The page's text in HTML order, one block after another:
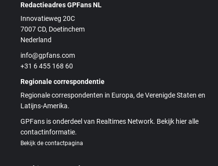
Redactieadres GPFans NL
Innovatieweg 20C
7007 CD, Doetinchem
Nederland
info@gpfans.com
+31 6 455 168 60
Regionale correspondentie
Regionale correspondenten in Europa, de Verenigde Staten en
Latijns-Amerika.
GPFans is onderdeel van Realtimes Network. Bekijk hier alle
contactinformatie.
Bekijk de contactpagina